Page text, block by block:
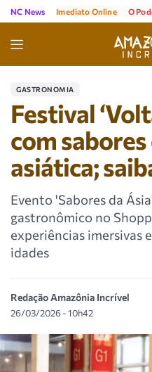
NC News Imediato Online O
GASTRONOMIA
Festival
com
asiática;
Evento 'Sabores da
gastronômico no
experiências imersivas
idades
Redação Amazônia Incrível
26/03/2026 - 10h42